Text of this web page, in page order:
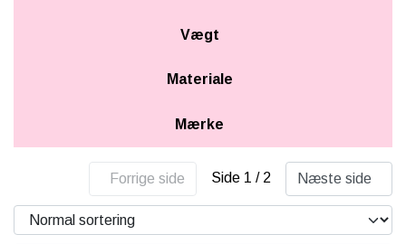
Vægt
Materiale
Mærke
Forrige side Side 1 / 2 Næste side